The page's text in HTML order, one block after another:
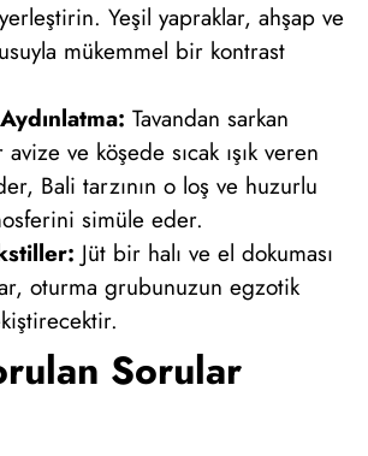
Yeşil yapraklar, ahşap ve
mükemmel bir kontrast
Tavandan sarkan
ve köşede sıcak ışık veren
Bali tarzının o loş ve huzurlu
simüle eder.
Jüt bir halı ve el dokuması
oturma grubunuzun egzotik
Sorular